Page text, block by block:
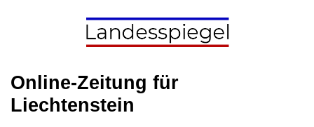
Online-Zeitung für
Liechtenstein